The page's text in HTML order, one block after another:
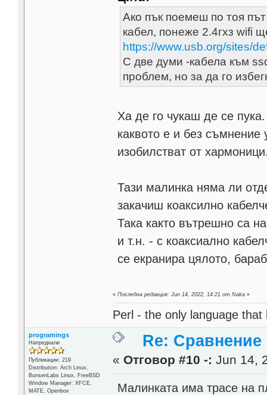
Ако пък поемеш по тоя
кабел, понеже 2.4гхз wifi
https://www.usb.org/sites/
С две думи -кабела към
проблем, но за да го
Ха де го чукаш де се
каквото е и без
изобилстват от
Тази малинка няма ли
закачиш коаксилно
Така както вътрешно са
и т.н. - с коаксиално
се екранира цялото,
«Последна редакция: Jun 14, 2022, 14:21 от Naka »
Perl - the only language
programings
Напреднали
Публикации: 219
Distribution: Arch Linux,
BunsenLabs Linux, FreeBSD
Window Manager: XFCE,
MATE, Openbox
Re:
« Отговор #10 -: Jun 14,
Малинката има трасе на